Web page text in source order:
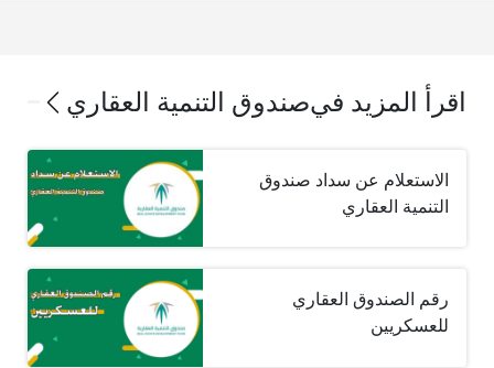
اقرأ المزيد فيصندوق التنمية العقاري
الاستعلام عن سداد صندوق
التنمية العقاري
رقم الصندوق العقاري
للعسكريين